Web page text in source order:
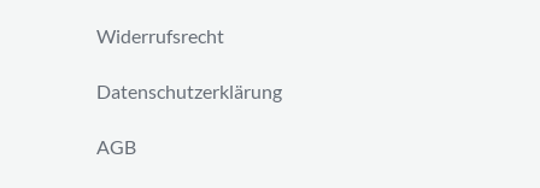
Widerrufsrecht
Datenschutzerklärung
AGB